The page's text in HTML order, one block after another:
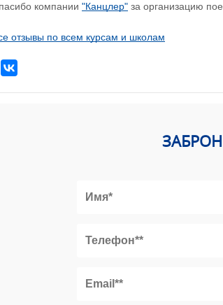
компании "Канцлер" за организацию
отзывы по всем курсам и школам